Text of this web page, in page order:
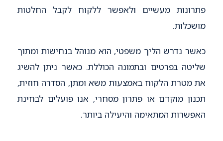
פתרונות מעשיים ולאפשר ללקוח לקבל החלטות
מושכלות.
כאשר נדרש הליך משפטי, הוא מנוהל בנחישות ומתוך
שליטה בפרטים ובתמונה הכוללת. כאשר ניתן להשיג
את מטרת הלקוח באמצעות משא ומתן, הסדרה חוזית,
תכנון מוקדם או פתרון מסחרי, אנו פועלים לבחינת
האפשרות המתאימה והיעילה ביותר.